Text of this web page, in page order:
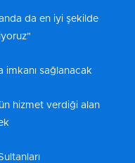
da en iyi şekilde
imkanı sağlanacak
hizmet verdiği alan